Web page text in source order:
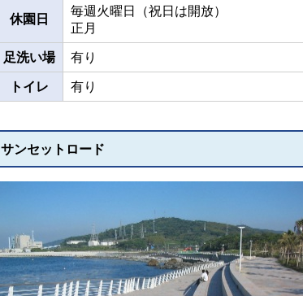
休園日
毎週火曜日（祝日は開放）
正月
足洗い場 有り
トイレ 有り
サンセットロード